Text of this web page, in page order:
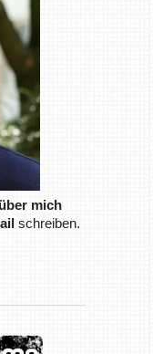
über mich
schreiben.